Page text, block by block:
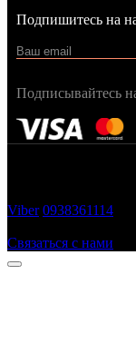
Подпишитесь на
Подписывайтесь
Viber 0938361114
Связаться с нами